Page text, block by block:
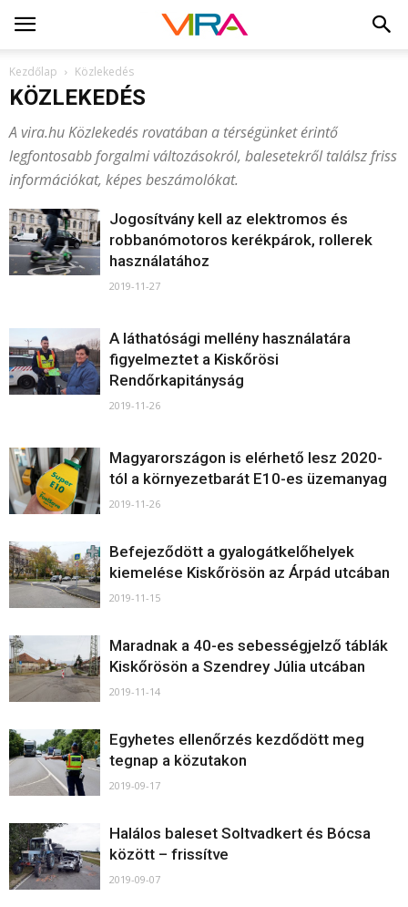
Kezdőlap Közlekedés
KÖZLEKEDÉS
A vira.hu Közlekedés rovatában a térségünket érintő
legfontosabb forgalmi változásokról, balesetekről találsz friss
információkat, képes beszámolókat.
Jogosítvány kell az elektromos és
robbanómotoros kerékpárok, rollerek
használatához
2019-11-27
A láthatósági mellény használatára
figyelmeztet a Kiskőrösi
Rendőrkapitányság
2019-11-26
Magyarországon is elérhető lesz 2020-
tól a környezetbarát E10-es üzemanyag
2019-11-26
Befejeződött a gyalogátkelőhelyek
kiemelése Kiskőrösön az Árpád utcában
2019-11-15
Maradnak a 40-es sebességjelző táblák
Kiskőrösön a Szendrey Júlia utcában
2019-11-14
Egyhetes ellenőrzés kezdődött meg
tegnap a közutakon
2019-09-17
Halálos baleset Soltvadkert és Bócsa
között – frissítve
2019-09-07